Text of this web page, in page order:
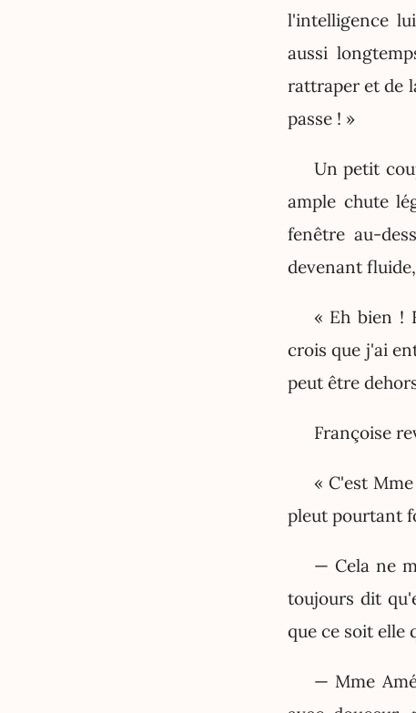
l'intelligence
aussi
rattraper et de
passe ! »
Un petit
ample chute
fenêtre au-
devenant
« Eh bien !
crois que j'ai
peut être
Françoise
« C'est
pleut pourtant
— Cela ne
toujours dit
que ce soit elle
— Mme